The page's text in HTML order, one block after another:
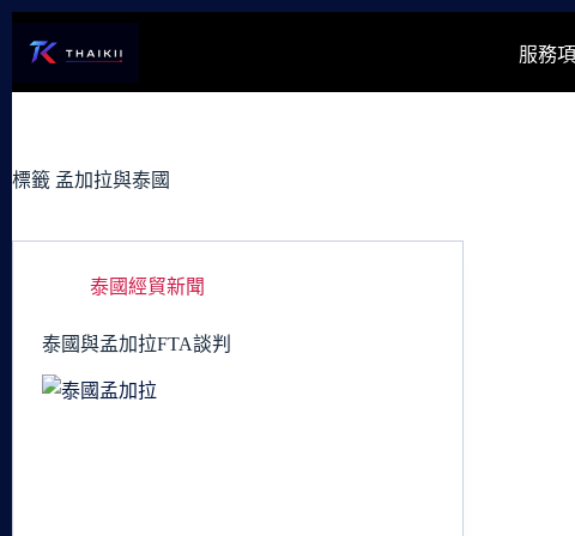
容
服務
標籤 孟加拉與泰國
泰國經貿新聞
泰國與孟加拉FTA談判